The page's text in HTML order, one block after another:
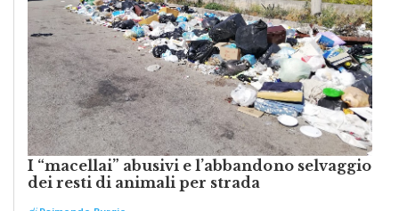
I “macellai” abusivi e l’abbandono selvaggio
dei resti di animali per strada
diRaimondo Burgio
Il grado di pulizia di una strada è direttamente proporzionale alla